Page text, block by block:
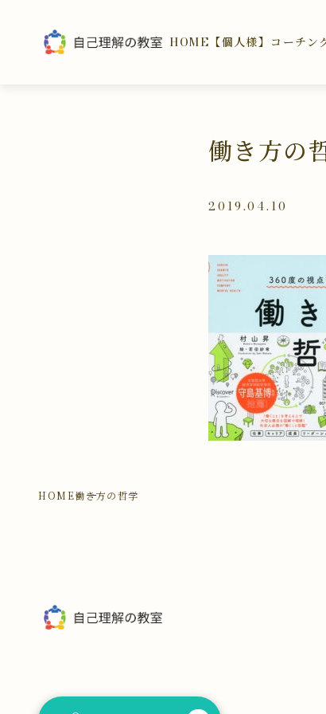
HOME 【個人様】コーチン
働き方の
2019.04.10
HOME働き方の哲学